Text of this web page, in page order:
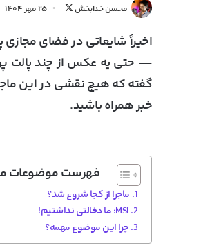
محسن خدابخش
دنبال
در
X
۲۵ مهر ۱۴۰۴
اخیراً شایعاتی در فضای
— حتی یه عکس از چند پالت
گفته کههیچ نقشی در این
خبر همراه باشید.
فهرست موضوعات
ماجرا از کجا شروع شد؟
MSI: ما دخالتی نداشتیم!
چرا این موضوع مهمه؟